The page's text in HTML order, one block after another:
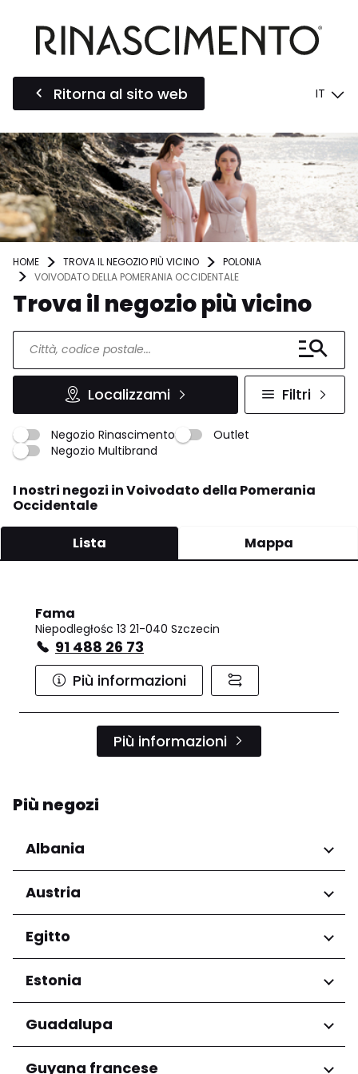
Ritorna al sito web IT
HOME TROVA IL NEGOZIO PIÙ VICINO
POLONIA
VOIVODATO DELLA POMERANIA OCCIDENTALE
Trova il negozio più vicino
Localizzami Filtri
Negozio Rinascimento
Outlet
Negozio Multibrand
I nostri negozi in Voivodato della Pomerania
Occidentale
Lista Mappa
Fama
Niepodległośc 13 21-040 Szczecin
91 488 26 73
Più informazioni
Più informazioni
Più negozi
Albania
Regioni
Qarku i Tiranës
Austria
Regioni
Niederösterreich
Salzburg
Wien
Egitto
Regioni
Governatorato del Cairo
Estonia
Regioni
Harju maakond
Guadalupa
Regioni
Guyana francese